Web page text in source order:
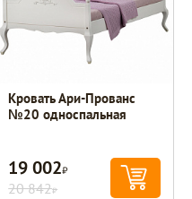
Кровать Ари-Прованс
№20 односпальная
19 002Р
20 842Р